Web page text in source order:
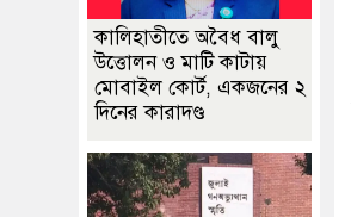
কালিহাতীতে অবৈধ বালু
উত্তোলন ও মাটি কাটায়
মোবাইল কোর্ট, একজনের ২
দিনের কারাদণ্ড